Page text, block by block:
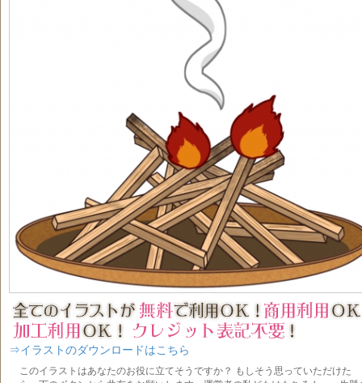
⇒イラストのダウンロードはこちら